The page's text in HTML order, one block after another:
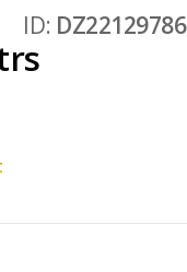
ID: DZ22129786